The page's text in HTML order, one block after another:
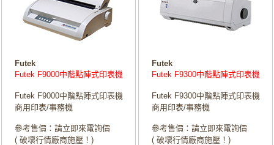
Futek
Futek F9000中階點陣式印表機
Futek F9000中階點陣式印表機
商用印表/事務機
參考售價：請立即來電詢價
( 破壞行情廠商施壓！)
Futek
Futek F9300中階點陣式印表機
Futek F9300中階點陣式印表機
商用印表/事務機
參考售價：請立即來電詢價
( 破壞行情廠商施壓！)